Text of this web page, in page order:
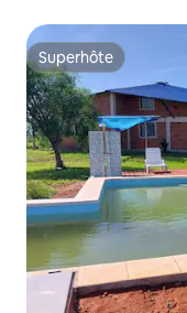
Superhôte
Superhôte